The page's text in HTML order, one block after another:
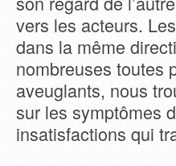
vers les acteurs.
dans la même
nombreuses toutes
aveuglants, nous
sur les symptômes
insatisfactions qui